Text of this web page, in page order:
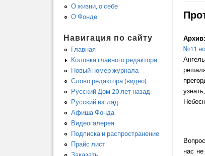
Архив:
№11
нас
О жизни, о себе
О Фонде
Навигация по сайту
Главная
Колонка главного редактора
Новый номер журнала
Слово редактора (видео)
Русский Дом 20 лет назад
Русский взгляд
Афиша Фонда
Видеогалерея
Подписка и распространение
Прайс лист